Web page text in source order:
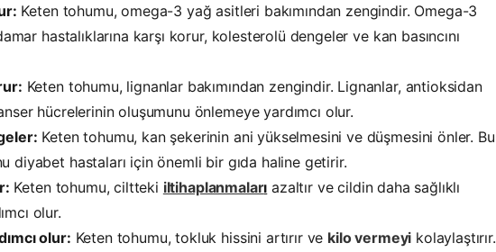
Keten tohumu, omega-3 yağ asitleri bakımından zengindir. Omega-3
hastalıklarına karşı korur, kolesterolü dengeler ve kan basıncını
Keten tohumu, lignanlar bakımından zengindir. Lignanlar, antioksidan
hücrelerinin oluşumunu önlemeye yardımcı olur.
Keten tohumu, kan şekerinin ani yükselmesini ve düşmesini önler. Bu
diyabet hastaları için önemli bir gıda haline getirir.
Keten tohumu, ciltteki iltihaplanmaları azaltır ve cildin daha sağlıklı
olur.
olur: Keten tohumu, tokluk hissini artırır ve kilo vermeyi kolaylaştırır.